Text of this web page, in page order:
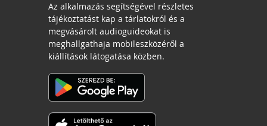
Az alkalmazás segítségével részletes
tájékoztatást kap a tárlatokról és a
megvásárolt audioguideokat is
meghallgathaja mobileszközéről a
kiállítások látogatása közben.